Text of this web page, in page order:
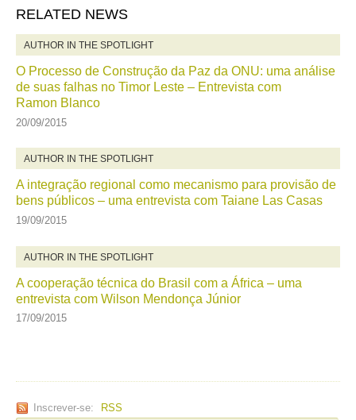
RELATED NEWS
AUTHOR IN THE SPOTLIGHT
O Processo de Construção da Paz da ONU: uma análise
de suas falhas no Timor Leste – Entrevista com
Ramon Blanco
20/09/2015
AUTHOR IN THE SPOTLIGHT
A integração regional como mecanismo para provisão de
bens públicos – uma entrevista com Taiane Las Casas
19/09/2015
AUTHOR IN THE SPOTLIGHT
A cooperação técnica do Brasil com a África – uma
entrevista com Wilson Mendonça Júnior
17/09/2015
Inscrever-se: RSS